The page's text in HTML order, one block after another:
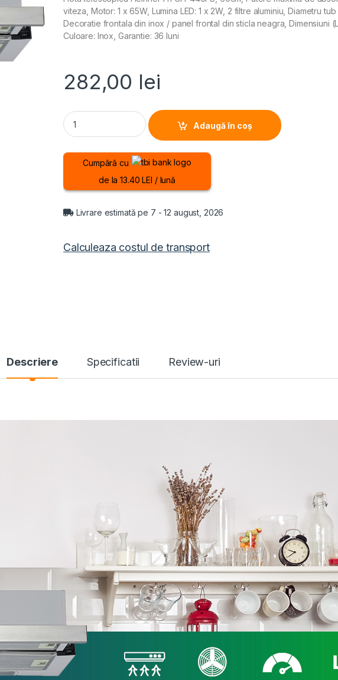
viteza, Motor: 1 x 65W, Lumina LED: 1 x 2W, 2 filtre aluminiu, Diametru
Decoratie frontala din inox / panel frontal din sticla neagra, Dimensiuni
Culoare: Inox, Garantie: 36 luni
282,00 lei
HOTA TELESCOPICA HEINNER HTCH-440FS, Latime 60cm,
Adaugă în coș
Cumpără cu
de la 13.40 LEI / lună
Livrare estimată pe 7 - 12 august, 2026
Calculeaza costul de transport
Descriere Specificatii Review-uri